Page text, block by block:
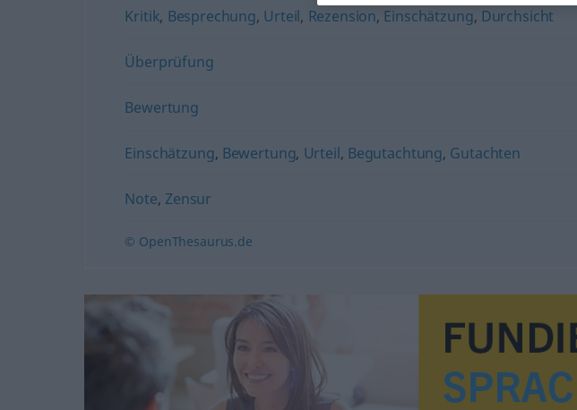
Kritik, Besprechung, Urteil, Rezension, Einschätzung, Durchsicht
Überprüfung
Bewertung
Einschätzung, Bewertung, Urteil, Begutachtung, Gutachten
Note, Zensur
© OpenThesaurus.de